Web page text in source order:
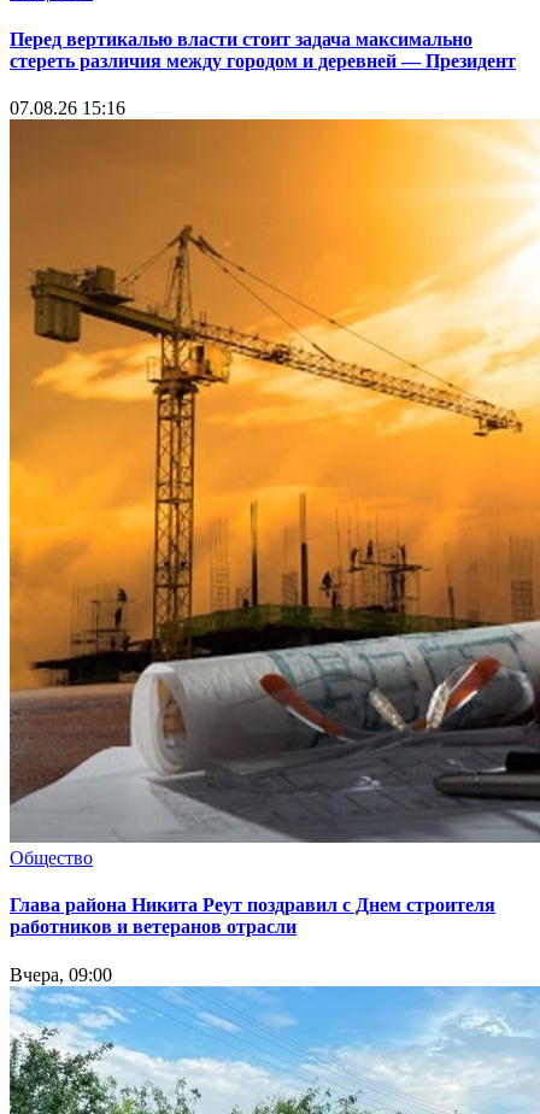
Перед вертикалью власти стоит задача максимально
стереть различия между городом и деревней — Президент
07.08.26 15:16
Общество
Глава района Никита Реут поздравил с Днем строителя
работников и ветеранов отрасли
Вчера, 09:00